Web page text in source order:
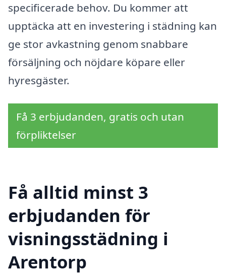
specificerade behov. Du kommer att
upptäcka att en investering i städning kan
ge stor avkastning genom snabbare
försäljning och nöjdare köpare eller
hyresgäster.
Få 3 erbjudanden, gratis och utan
förpliktelser
Få alltid minst 3
erbjudanden för
visningsstädning i
Arentorp